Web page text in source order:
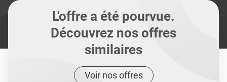
L'offre a été pourvue.
Découvrez nos offres
similaires
Voir nos offres